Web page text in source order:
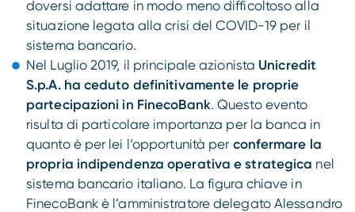
doversi adattare in modo meno difficoltoso alla
situazione legata alla crisi del COVID-19 per il
sistema bancario.
Nel Luglio 2019, il principale azionista Unicredit
S.p.A. ha ceduto definitivamente le proprie
partecipazioni in FinecoBank. Questo evento
risulta di particolare importanza per la banca in
quanto è per lei l’opportunità per confermare la
propria indipendenza operativa e strategica nel
sistema bancario italiano. La figura chiave in
FinecoBank è l’amministratore delegato Alessandro